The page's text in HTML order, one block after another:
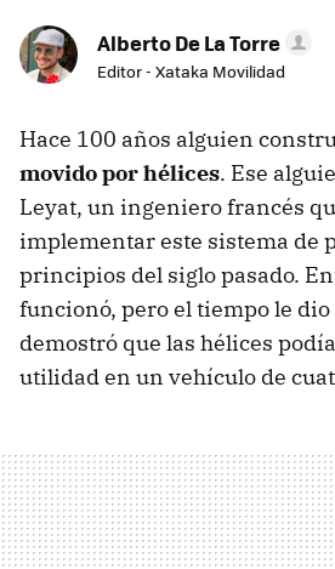
Alberto De La Torre
Editor - Xataka Movilidad
Hace 100 años alguien
movido por hélices. Ese
Leyat, un ingeniero francés
implementar este sistema de
principios del siglo pasado.
funcionó, pero el tiempo le dio
demostró que las hélices
utilidad en un vehículo de